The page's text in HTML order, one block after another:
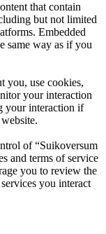
that contain
but not limited
Embedded
same way as if you
you, use cookies,
your interaction
your interaction if
of “Suikoversum
and terms of service
you to review the
you interact